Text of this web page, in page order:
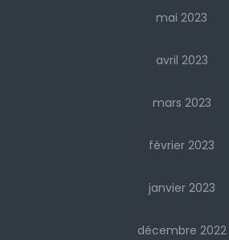
mai 2023
avril 2023
mars 2023
février 2023
janvier 2023
décembre 2022